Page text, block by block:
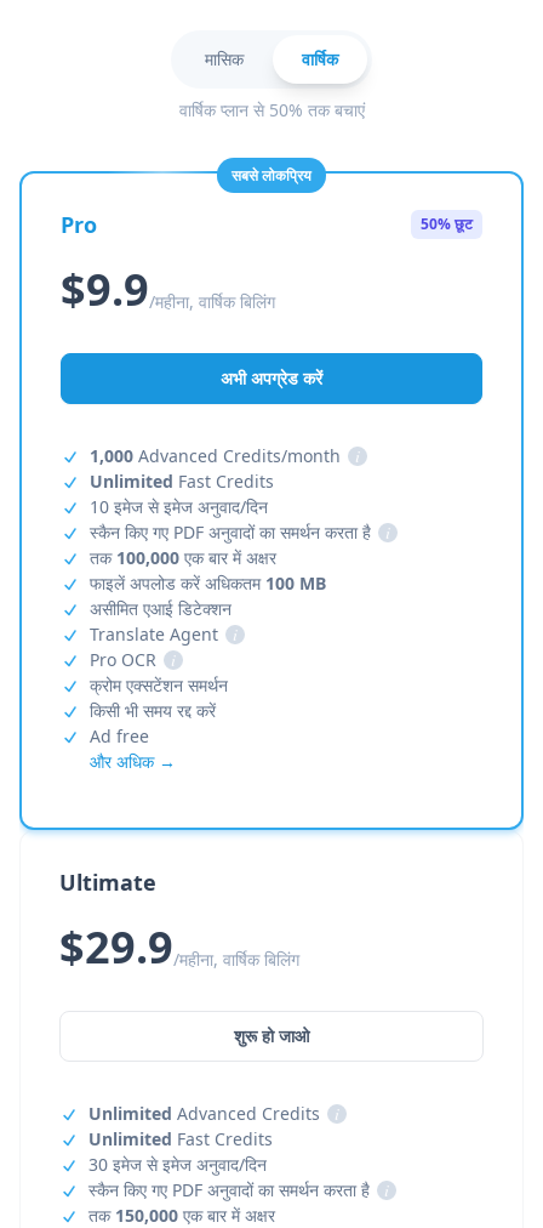
मासिक वार्षिक
वार्षिक प्लान से 50% तक बचाएं
सबसे लोकप्रिय
Pro 50% छूट
$9.9/महीना, वार्षिक बिलिंग
अभी अपग्रेड करें
1,000 Advanced Credits/month
i
Unlimited Fast Credits
10 इमेज से इमेज अनुवाद/दिन
स्कैन किए गए PDF अनुवादों का समर्थन करता है
i
तक 100,000 एक बार में अक्षर
फाइलें अपलोड करें अधिकतम 100 MB
असीमित एआई डिटेक्शन
Translate Agent
i
Pro OCR
i
क्रोम एक्सटेंशन समर्थन
किसी भी समय रद्द करें
Ad free
और अधिक →
Ultimate
$29.9/महीना, वार्षिक बिलिंग
शुरू हो जाओ
Unlimited Advanced Credits
i
Unlimited Fast Credits
30 इमेज से इमेज अनुवाद/दिन
स्कैन किए गए PDF अनुवादों का समर्थन करता है
i
तक 150,000 एक बार में अक्षर